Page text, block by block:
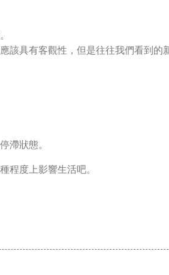
該具有客觀性，但是往往我們看到的
滯狀態。
程度上影響生活吧。